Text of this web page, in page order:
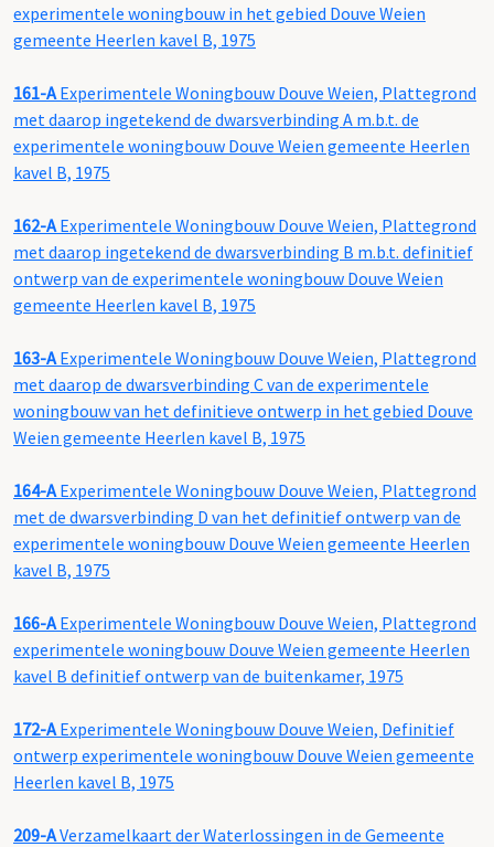
experimentele woningbouw in het gebied Douve Weien
gemeente Heerlen kavel B, 1975
161-AExperimentele Woningbouw Douve Weien, Plattegrond
met daarop ingetekend de dwarsverbinding A m.b.t. de
experimentele woningbouw Douve Weien gemeente Heerlen
kavel B, 1975
162-AExperimentele Woningbouw Douve Weien, Plattegrond
met daarop ingetekend de dwarsverbinding B m.b.t. definitief
ontwerp van de experimentele woningbouw Douve Weien
gemeente Heerlen kavel B, 1975
163-AExperimentele Woningbouw Douve Weien, Plattegrond
met daarop de dwarsverbinding C van de experimentele
woningbouw van het definitieve ontwerp in het gebied Douve
Weien gemeente Heerlen kavel B, 1975
164-AExperimentele Woningbouw Douve Weien, Plattegrond
met de dwarsverbinding D van het definitief ontwerp van de
experimentele woningbouw Douve Weien gemeente Heerlen
kavel B, 1975
166-AExperimentele Woningbouw Douve Weien, Plattegrond
experimentele woningbouw Douve Weien gemeente Heerlen
kavel B definitief ontwerp van de buitenkamer, 1975
172-AExperimentele Woningbouw Douve Weien, Definitief
ontwerp experimentele woningbouw Douve Weien gemeente
Heerlen kavel B, 1975
209-AVerzamelkaart der Waterlossingen in de Gemeente